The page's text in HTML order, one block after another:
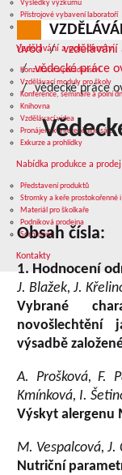
Výsledky výzkumu
Přístrojové vybavení laboratoří
Služby v oblasti výzkumu
Vzdělávání a poradenství
Konzultace a poradenství
Vzdělávací moduly pro školy
Konference, semináře a polní
Knihovna
Vzdělávací videa
Pronájem konferenčního sálu
Exkurze a prohlídky
Nabídka produkce a prodej
Představení produktů
Stromky a keře prostokořenné
Materiál pro školkaře
Podniková prodejna
Sortiment
Kontakty
úvod vzdělávání
vědecké práce
vědecké práce
Obsah čísla:
1. Hodnocení
J. Blažek, J.
Vybrané
novošlechtění
výsadbě
A. Prošková, F.
Kmínková, I.
Výskyt alergenu
M. Vespalcová, J.
Nutriční